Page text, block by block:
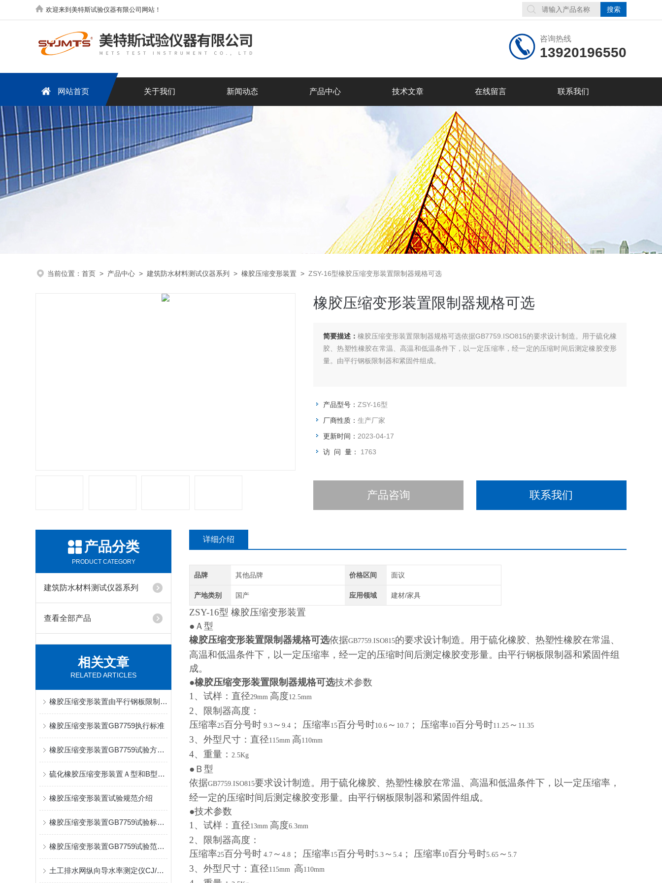
欢迎来到美特斯试验仪器有限公司网站！
咨询热线
13920196550
网站首页 关于我们 新闻动态 产品中心 技术文章 在线留言 联系我们
当前位置： 首页 > 产品中心 > 建筑防水材料测试仪器系列 > 橡胶压缩变形装置 > ZSY-16型橡胶压缩变形装置限制器规格可选
橡胶压缩变形装置限制器规格可选
简要描述： 橡胶压缩变形装置限制器规格可选依据GB7759.ISO815的要求设计制造。用于硫化橡
胶、热塑性橡胶在常温、高温和低温条件下，以一定压缩率，经一定的压缩时间后测定橡胶变形
量。由平行钢板限制器和紧固件组成。
产品型号： ZSY-16型
厂商性质： 生产厂家
更新时间： 2023-04-17
访 问 量： 1763
产品咨询 联系我们
产品分类
PRODUCT CATEGORY
建筑防水材料测试仪器系列
查看全部产品
相关文章
RELATED ARTICLES
橡胶压缩变形装置由平行钢板限制器和紧固件组成
橡胶压缩变形装置GB7759执行标准
橡胶压缩变形装置GB7759试验方式介绍
硫化橡胶压缩变形装置Ａ型和B型的适用范围及参数介绍
橡胶压缩变形装置试验规范介绍
橡胶压缩变形装置GB7759试验标准介绍
橡胶压缩变形装置GB7759试验范围介绍
土工排水网纵向导水率测定仪CJ/T452标准出水量自动显示
详细介绍
品牌 其他品牌 价格区间 面议
产地类别 国产 应用领域 建材/家具
ZSY-16型 橡胶压缩变形装置
●Ａ型
橡胶压缩变形装置限制器规格可选依据GB7759.ISO815的要求设计制造。用于硫化橡胶、热塑性橡胶在常温、
高温和低温条件下，以一定压缩率，经一定的压缩时间后测定橡胶变形量。由平行钢板限制器和紧固件组
成。
●橡胶压缩变形装置限制器规格可选技术参数
1、试样：直径29mm 高度12.5mm
2、限制器高度：
压缩率25百分号时 9.3 ～ 9.4 ； 压缩率15百分号时10.6 ～ 10.7 ； 压缩率10百分号时11.25 ～ 11.35
3、外型尺寸：直径115mm 高110mm
4、重量： 2.5Kg
●Ｂ型
依据GB7759.ISO815要求设计制造。用于硫化橡胶、热塑性橡胶在常温、高温和低温条件下，以一定压缩率，
经一定的压缩时间后测定橡胶变形量。由平行钢板限制器和紧固件组成。
●技术参数
1、试样：直径13mm 高度6.3mm
2、限制器高度：
压缩率25百分号时 4.7 ～ 4.8 ； 压缩率15百分号时5.3 ～ 5.4 ； 压缩率10百分号时5.65 ～ 5.7
3、外型尺寸：直径115mm 高110mm